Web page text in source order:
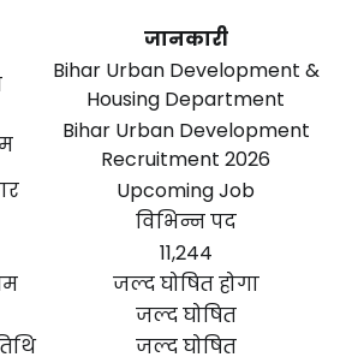
जानकारी
Bihar Urban Development &
Housing Department
Bihar Urban Development
Recruitment 2026
Upcoming Job
विभिन्न पद
11,244
जल्द घोषित होगा
जल्द घोषित
जल्द घोषित